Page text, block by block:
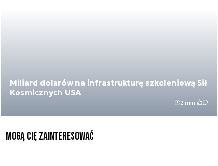
Miliard dolarów na infrastrukturę szkoleniową Sił
Kosmicznych USA
2 min.
Mogą Cię zainteresować